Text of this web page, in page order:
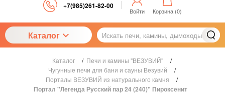
+7(985)261-82-00
Войти Корзина (0)
Каталог
Каталог / Печи и камины "ВЕЗУВИЙ"
/
Чугунные печи для бани и сауны Везувий
/
Порталы ВЕЗУВИЙ из натурального камня
/
Портал "Легенда Русский пар 24 (240)" Пироксенит